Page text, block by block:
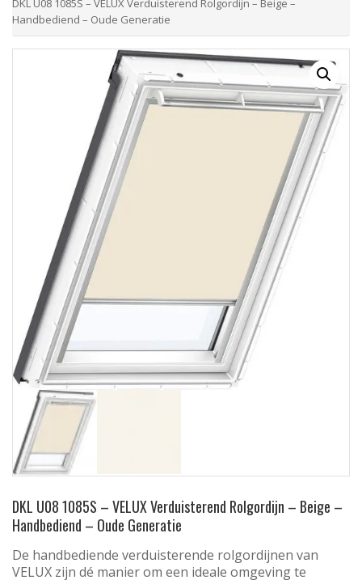
DKL U08 1085S – VELUX Verduisterend Rolgordijn – Beige –
Handbediend – Oude Generatie
DKL U08 1085S – VELUX Verduisterend Rolgordijn – Beige –
Handbediend – Oude Generatie
De handbediende verduisterende rolgordijnen van
VELUX zijn dé manier om een ideale omgeving te